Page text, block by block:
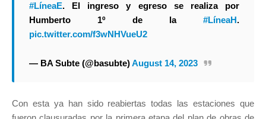
#LíneaE. El ingreso y egreso se realiza por
Humberto 1º de la #LíneaH.
pic.twitter.com/f3wNHVueU2
— BA Subte (@basubte)August 14, 2023
Con esta ya han sido reabiertas todas las estaciones que